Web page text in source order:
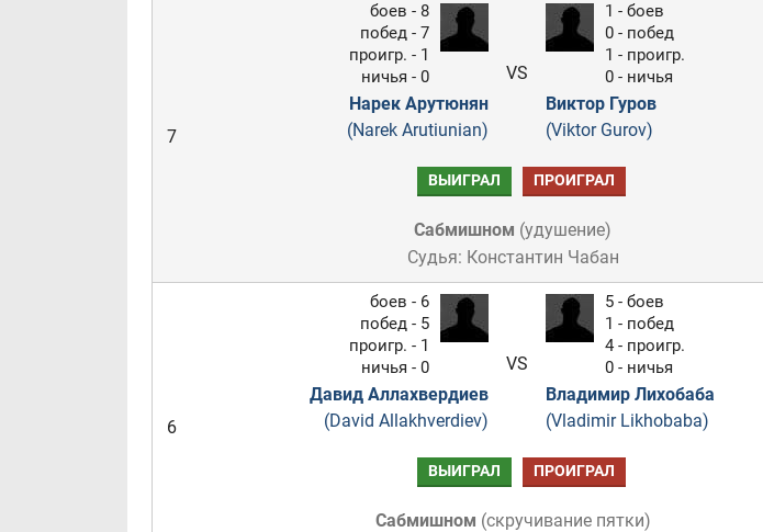
7
боев - 8
побед - 7
проигр. - 1
ничья - 0
Нарек Арутюнян
(Narek Arutiunian)
VS
1 - боев
0 - побед
1 - проигр.
0 - ничья
Виктор Гуров
(Viktor Gurov)
ВЫИГРАЛ ПРОИГРАЛ
Сабмишном (удушение)
Судья: Константин Чабан
6
боев - 6
побед - 5
проигр. - 1
ничья - 0
Давид Аллахвердиев
(David Allakhverdiev)
VS
5 - боев
1 - побед
4 - проигр.
0 - ничья
Владимир Лихобаба
(Vladimir Likhobaba)
ВЫИГРАЛ ПРОИГРАЛ
Сабмишном (скручивание пятки)